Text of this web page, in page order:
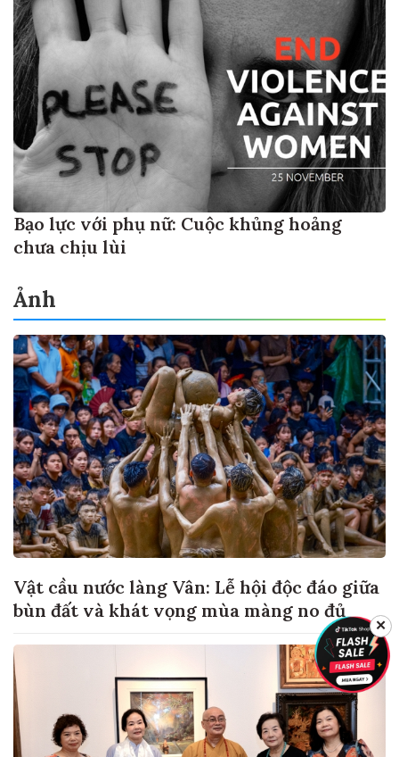
Bạo lực với phụ nữ: Cuộc khủng hoảng
chưa chịu lùi
Ảnh
Vật cầu nước làng Vân: Lễ hội độc đáo giữa
bùn đất và khát vọng mùa màng no đủ
✕